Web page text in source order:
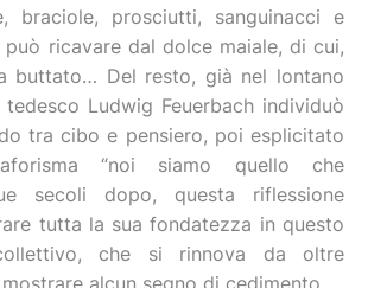
braciole, prosciutti, sanguinacci e
ricavare dal dolce maiale, di cui,
buttato… Del resto, già nel lontano
Ludwig Feuerbach individuò
tra cibo e pensiero, poi esplicitato
“noi siamo quello che
secoli dopo, questa riflessione
tutta la sua fondatezza in questo
che si rinnova da oltre